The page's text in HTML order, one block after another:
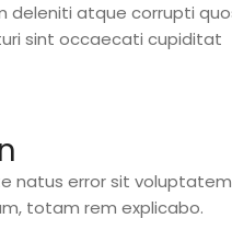
deleniti atque corrupti
sint occaecati cupiditat
natus error sit voluptatem
totam rem explicabo.